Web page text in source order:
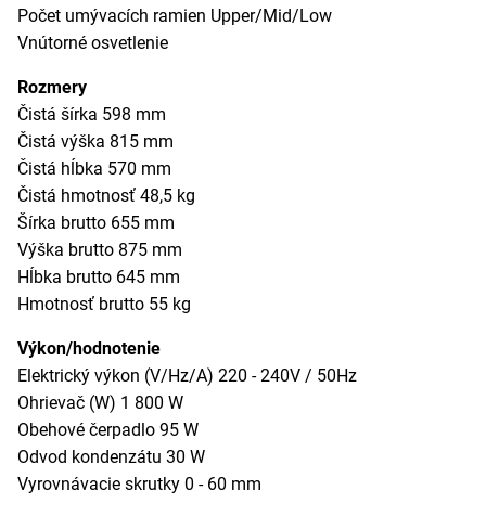
Počet umývacích ramien Upper/Mid/Low
Vnútorné osvetlenie
Rozmery
Čistá šírka 598 mm
Čistá výška 815 mm
Čistá hĺbka 570 mm
Čistá hmotnosť 48,5 kg
Šírka brutto 655 mm
Výška brutto 875 mm
Hĺbka brutto 645 mm
Hmotnosť brutto 55 kg
Výkon/hodnotenie
Elektrický výkon (V/Hz/A) 220 - 240V / 50Hz
Ohrievač (W) 1 800 W
Obehové čerpadlo 95 W
Odvod kondenzátu 30 W
Vyrovnávacie skrutky 0 - 60 mm